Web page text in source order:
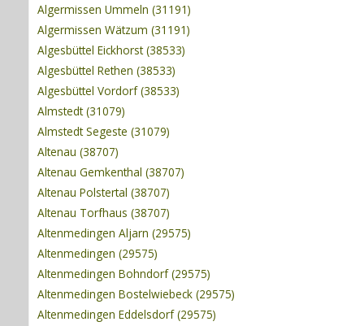
Algermissen Ummeln (31191)
Algermissen Wätzum (31191)
Algesbüttel Eickhorst (38533)
Algesbüttel Rethen (38533)
Algesbüttel Vordorf (38533)
Almstedt (31079)
Almstedt Segeste (31079)
Altenau (38707)
Altenau Gemkenthal (38707)
Altenau Polstertal (38707)
Altenau Torfhaus (38707)
Altenmedingen Aljarn (29575)
Altenmedingen (29575)
Altenmedingen Bohndorf (29575)
Altenmedingen Bostelwiebeck (29575)
Altenmedingen Eddelsdorf (29575)